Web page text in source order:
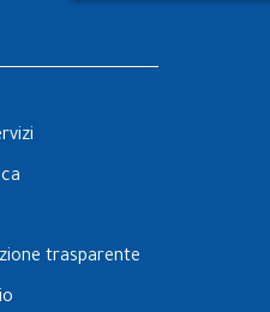
trasparente